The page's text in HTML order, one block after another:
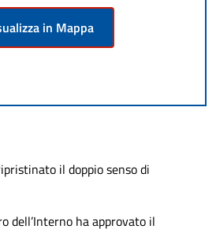
in Mappa
il doppio senso di
dell’Interno ha approvato il